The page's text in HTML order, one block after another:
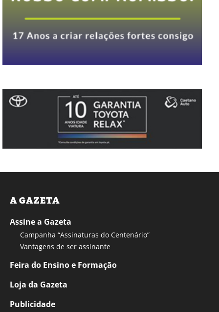
A GAZETA
Assine a Gazeta
Campanha “Assinaturas do Centenário”
Vantagens de ser assinante
Feira do Ensino e Formação
Loja da Gazeta
Publicidade